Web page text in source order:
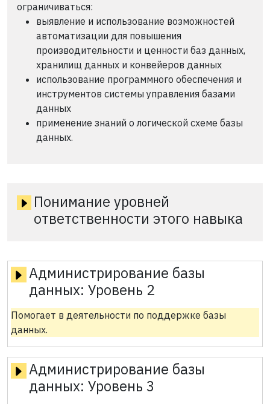
ограничиваться:
выявление и использование возможностей
автоматизации для повышения
производительности и ценности баз данных,
хранилищ данных и конвейеров данных
использование программного обеспечения и
инструментов системы управления базами
данных
применение знаний о логической схеме базы
данных.
Понимание уровней
ответственности этого навыка
Администрирование базы
данных: Уровень 2
Помогает в деятельности по поддержке базы
данных.
Администрирование базы
данных: Уровень 3